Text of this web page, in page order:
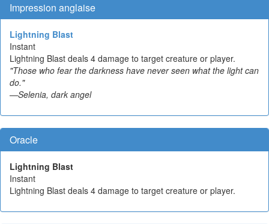
Impression anglaise
Lightning Blast
Instant
Lightning Blast deals 4 damage to target creature or player.
"Those who fear the darkness have never seen what the light can
do."
—Selenia, dark angel
Oracle
Lightning Blast
Instant
Lightning Blast deals 4 damage to target creature or player.